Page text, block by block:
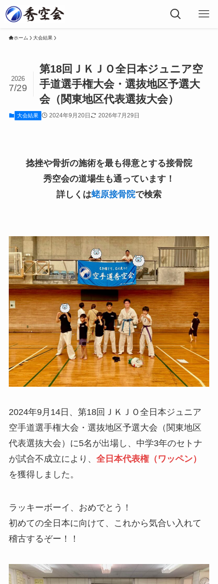
ホーム 大会結果
第18回ＪＫＪＯ全日本ジュニア空
手道選手権大会・選抜地区予選大
会（関東地区代表選抜大会）
2026
7/29
大会結果 2024年9月20日 2026年7月29日
捻挫や骨折の施術を最も得意とする接骨院
秀空会の道場生も通っています！
詳しくは蛯原接骨院で検索
2024年9月14日、第18回ＪＫＪＯ全日本ジュニア
空手道選手権大会・選抜地区予選大会（関東地区
代表選抜大会）に5名が出場し、中学3年のセトナ
が試合不成立により、 全日本代表権（ワッペン）
を獲得しました。
ラッキーボーイ、おめでとう！
初めての全日本に向けて、これから気合い入れて
稽古するぞー！！